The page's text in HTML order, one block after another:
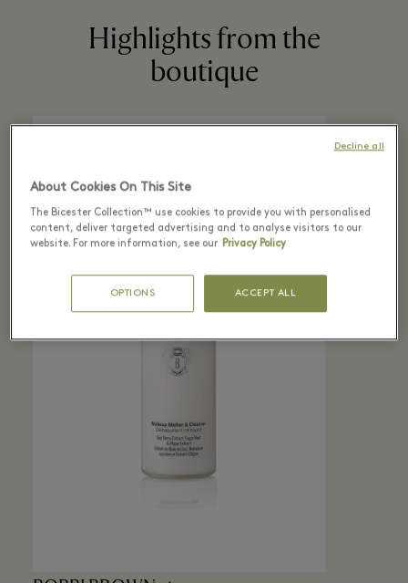
Highlights from the
boutique
About Cookies On This Site
The Bicester Collection™ use cookies to provide you with personalised
content, deliver targeted advertising and to analyse visitors to our
website. For more information, see our Privacy Policy
OPTIONS ACCEPT ALL
Decline all